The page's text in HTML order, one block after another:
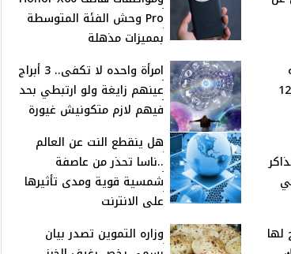
Pro وحش الفئة المتوسطة
بمميزات مذهلة
البابا تواضروس بعد مرور 12
امرأة واحده لا تكفى.. 3 أبراج
عينهم زايغة ولو ارتبطي بحد
فيهم لازم متكونيش غيورة
هل ينقطع النت عن العالم
..ناسا تحذر من عاصفة
شمسية قوية ومدى تأثيرها
على الانترنت
لها
وزاره التموين تصدر بيان